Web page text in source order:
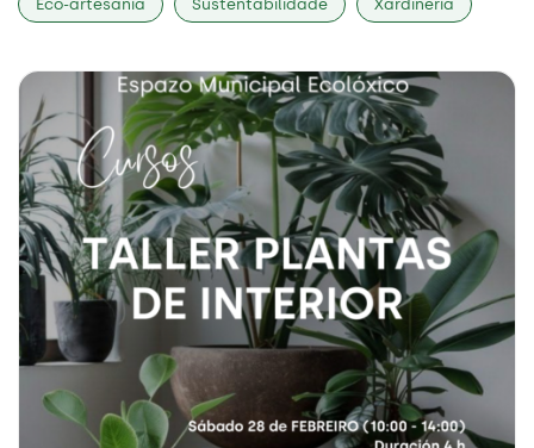
Eco-artesanía Sustentabilidade Xardinería